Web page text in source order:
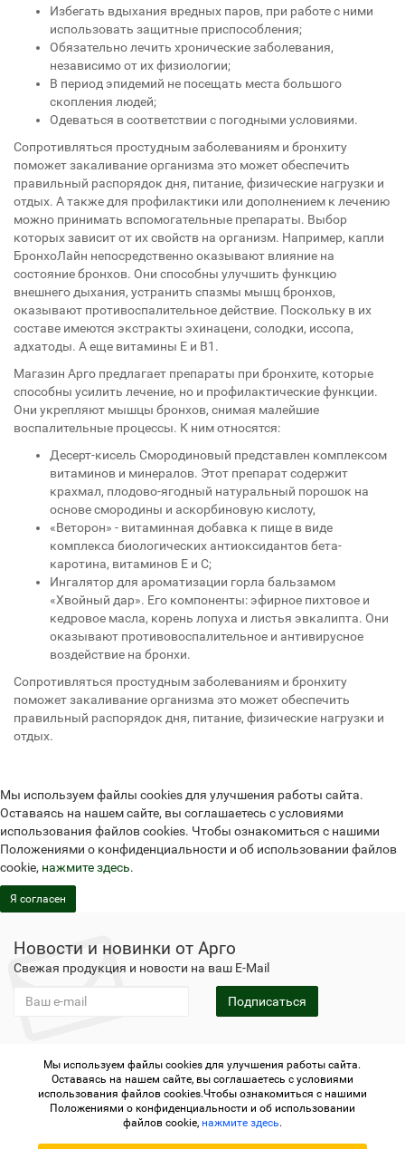
Избегать вдыхания вредных паров, при работе с ними
использовать защитные приспособления;
Обязательно лечить хронические заболевания,
независимо от их физиологии;
В период эпидемий не посещать места большого
скопления людей;
Одеваться в соответствии с погодными условиями.
Сопротивляться простудным заболеваниям и бронхиту
поможет закаливание организма это может обеспечить
правильный распорядок дня, питание, физические нагрузки и
отдых. А также для профилактики или дополнением к лечению
можно принимать вспомогательные препараты. Выбор
которых зависит от их свойств на организм. Например, капли
БронхоЛайн непосредственно оказывают влияние на
состояние бронхов. Они способны улучшить функцию
внешнего дыхания, устранить спазмы мышц бронхов,
оказывают противоспалительное действие. Поскольку в их
составе имеются экстракты эхинацени, солодки, иссопа,
адхатоды. А еще витамины Е и В1.
Магазин Арго предлагает препараты при бронхите, которые
способны усилить лечение, но и профилактические функции.
Они укрепляют мышцы бронхов, снимая малейшие
воспалительные процессы. К ним относятся:
Десерт-кисель Смородиновый представлен комплексом
витаминов и минералов. Этот препарат содержит
крахмал, плодово-ягодный натуральный порошок на
основе смородины и аскорбиновую кислоту,
«Веторон» - витаминная добавка к пище в виде
комплекса биологических антиоксидантов бета-
каротина, витаминов Е и С;
Ингалятор для ароматизации горла бальзамом
«Хвойный дар». Его компоненты: эфирное пихтовое и
кедровое масла, корень лопуха и листья эвкалипта. Они
оказывают противовоспалительное и антивирусное
воздействие на бронхи.
Сопротивляться простудным заболеваниям и бронхиту
поможет закаливание организма это может обеспечить
правильный распорядок дня, питание, физические нагрузки и
отдых.
Мы используем файлы cookies для улучшения работы сайта.
Оставаясь на нашем сайте, вы соглашаетесь с условиями
использования файлов cookies. Чтобы ознакомиться с нашими
Положениями о конфиденциальности и об использовании файлов
cookie, нажмите здесь.
Я согласен
Новости и новинки от Арго
Свежая продукция и новости на ваш E-Mail
Подписаться
Не является публичной офертой
Политика
конфиденциальности
Не является публичной офертой
Политика конфиденциальности
Регистрация в Арго
Мы используем файлы cookies для улучшения работы сайта.
Оставаясь на нашем сайте, вы соглашаетесь с условиями
использования файлов cookies.Чтобы ознакомиться с нашими
Положениями о конфиденциальности и об использовании
файлов cookie, нажмите здесь.